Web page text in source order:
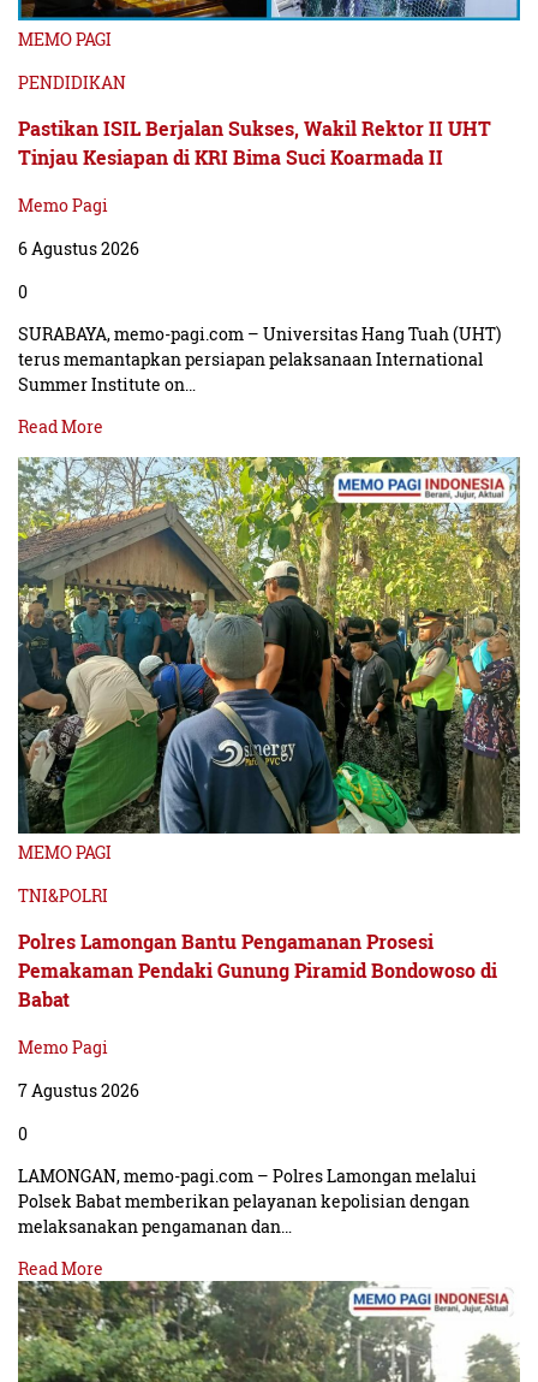
MEMO PAGI
PENDIDIKAN
Pastikan ISIL Berjalan Sukses, Wakil Rektor II UHT
Tinjau Kesiapan di KRI Bima Suci Koarmada II
Memo Pagi
6 Agustus 2026
0
SURABAYA, memo-pagi.com – Universitas Hang Tuah (UHT)
terus memantapkan persiapan pelaksanaan International
Summer Institute on…
Read More
MEMO PAGI
TNI&POLRI
Polres Lamongan Bantu Pengamanan Prosesi
Pemakaman Pendaki Gunung Piramid Bondowoso di
Babat
Memo Pagi
7 Agustus 2026
0
LAMONGAN, memo-pagi.com – Polres Lamongan melalui
Polsek Babat memberikan pelayanan kepolisian dengan
melaksanakan pengamanan dan…
Read More